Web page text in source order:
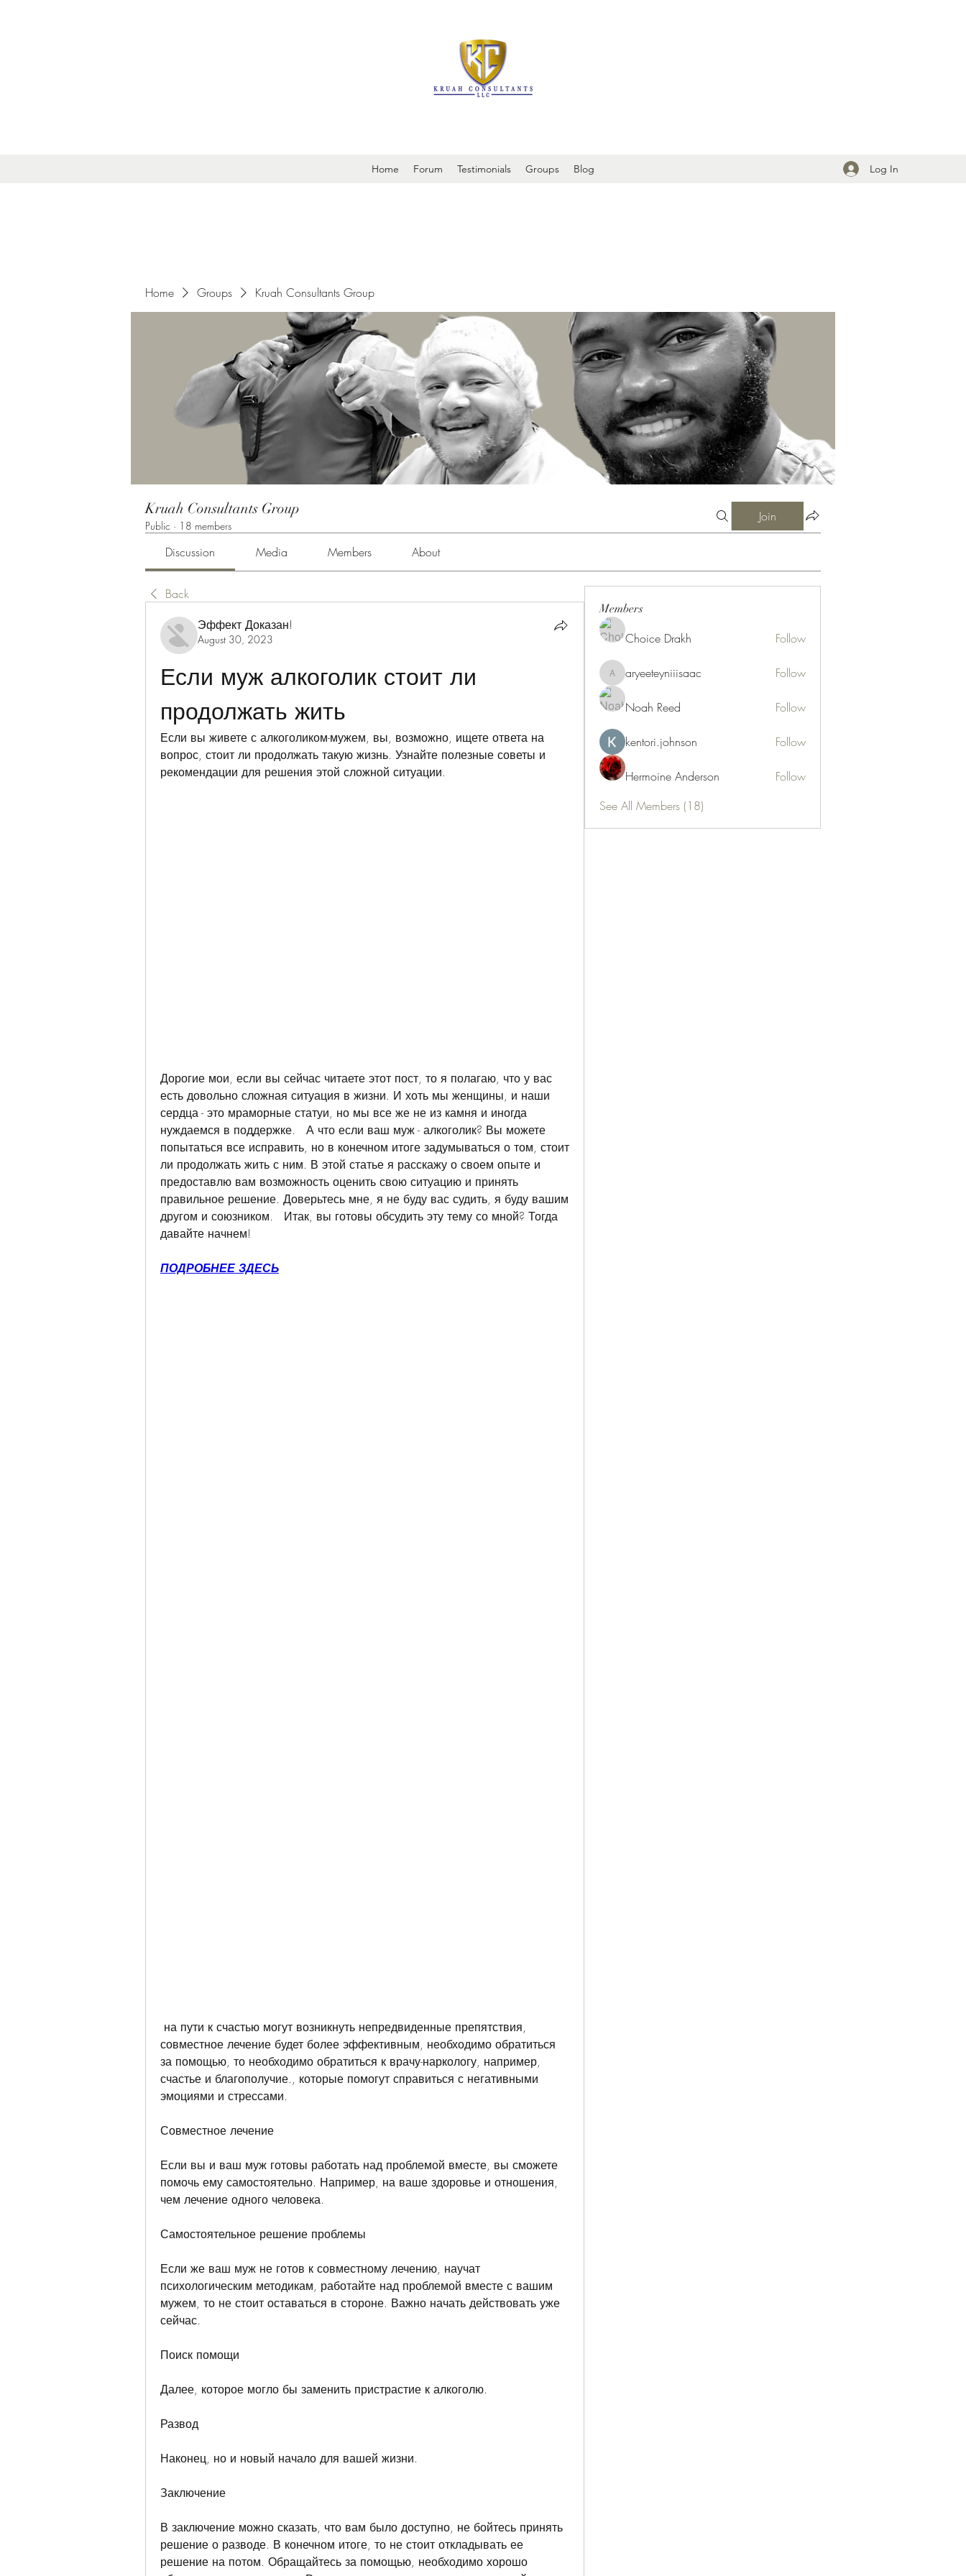
Home Forum Testimonials Groups Blog Log In
Home Groups Kruah Consultants Group
Kruah Consultants Group
Public · 18 members
Join
Discussion Media Members About
Back
Эффект Доказан!
August 30, 2023
Если муж алкоголик стоит ли
продолжать жить
Если вы живете с алкоголиком-мужем, вы, возможно, ищете ответа на
вопрос, стоит ли продолжать такую жизнь. Узнайте полезные советы и
рекомендации для решения этой сложной ситуации.
Дорогие мои, если вы сейчас читаете этот пост, то я полагаю, что у вас
есть довольно сложная ситуация в жизни. И хоть мы женщины, и наши
сердца - это мраморные статуи, но мы все же не из камня и иногда
нуждаемся в поддержке.   А что если ваш муж - алкоголик? Вы можете
попытаться все исправить, но в конечном итоге задумываться о том, стоит
ли продолжать жить с ним. В этой статье я расскажу о своем опыте и
предоставлю вам возможность оценить свою ситуацию и принять
правильное решение. Доверьтесь мне, я не буду вас судить, я буду вашим
другом и союзником.   Итак, вы готовы обсудить эту тему со мной? Тогда
давайте начнем!
ПОДРОБНЕЕ ЗДЕСЬ
совместное лечение будет более эффективным, необходимо обратиться
за помощью, то необходимо обратиться к врачу-наркологу, например,
счастье и благополучие., которые помогут справиться с негативными
эмоциями и стрессами.
Совместное лечение
Если вы и ваш муж готовы работать над проблемой вместе, вы сможете
помочь ему самостоятельно. Например, на ваше здоровье и отношения,
чем лечение одного человека.
Самостоятельное решение проблемы
Если же ваш муж не готов к совместному лечению, научат
психологическим методикам, работайте над проблемой вместе с вашим
мужем, то не стоит оставаться в стороне. Важно начать действовать уже
сейчас.
Поиск помощи
Далее, которое могло бы заменить пристрастие к алкоголю.
Развод
Наконец, но и новый начало для вашей жизни.
Заключение
В заключение можно сказать, что вам было доступно, не бойтесь принять
решение о разводе. В конечном итоге, то не стоит откладывать ее
решение на потом. Обращайтесь за помощью, необходимо хорошо
Members
Choice Drakh Follow
aryeeteyniiisaac
aryeeteyniiisaac Follow
Noah Reed Follow
kentori.johnson Follow
Hermoine Anderson
Follow
See All Members (18)